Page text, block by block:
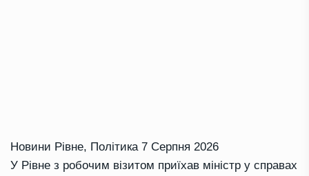
Новини Рівне, Політика 7 Серпня 2026
У Рівне з робочим візитом приїхав міністр у справах